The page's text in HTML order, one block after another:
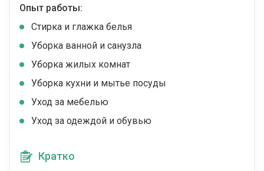
Опыт работы:
Стирка и глажка белья
Уборка ванной и санузла
Уборка жилых комнат
Уборка кухни и мытье посуды
Уход за мебелью
Уход за одеждой и обувью
Кратко